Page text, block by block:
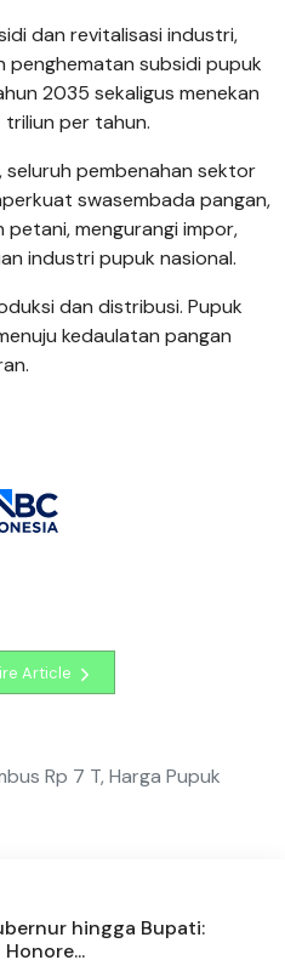
dan revitalisasi industri,
penghematan subsidi pupuk
2035 sekaligus menekan
per tahun.
seluruh pembenahan sektor
swasembada pangan,
mengurangi impor,
industri pupuk nasional.
dan distribusi. Pupuk
kedaulatan pangan
Article
Rp 7 T, Harga Pupuk
hingga Bupati: